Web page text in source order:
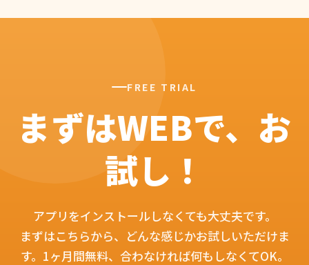
FREE TRIAL
まずはWEBで、お
試し！
アプリをインストールしなくても大丈夫です。
まずはこちらから、どんな感じかお試しいただけま
す。1ヶ月間無料、合わなければ何もしなくてOK。